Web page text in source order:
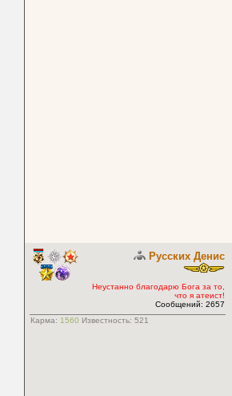
Русских Денис
Неустанно благодарю Бога за то,
что я атеист!
Сообщений: 2657
Карма: 1560 Известность: 521